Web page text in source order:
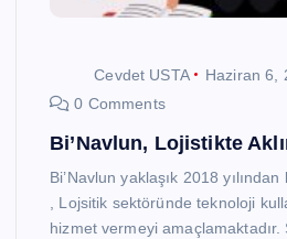
Cevdet USTA
Haziran 6,
0 Comments
Bi’Navlun, Lojistikte
Bi’Navlun yaklaşık 2018 yılından
, Lojsitik sektöründe teknoloji
hizmet vermeyi amaçlamaktadır.